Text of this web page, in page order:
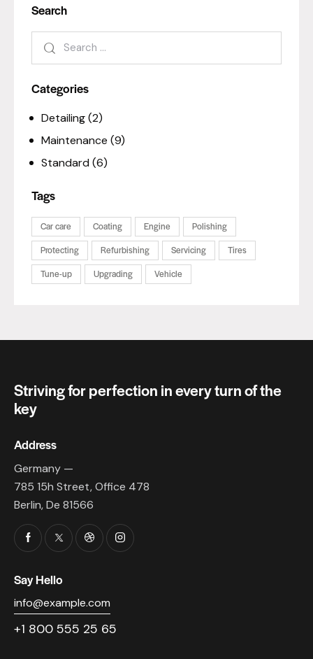
Search
Categories
Detailing(2)
Maintenance (9)
Standard (6)
Tags
Car care Coating Engine
Polishing
Protecting
Refurbishing Servicing
Tires
Tune-up
Upgrading Vehicle
Striving for perfection in every turn of the
key
Address
Germany —
785 15h Street, Office 478
Berlin, De 81566
Say Hello
info@example.com
+1 800 555 25 65